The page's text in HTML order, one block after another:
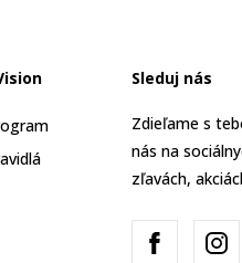
Sleduj nás
Zdieľame s
nás na
zľavách,